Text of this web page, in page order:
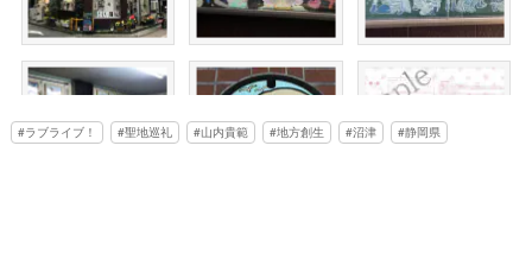
ラブライブ！ 聖地巡礼 山内貴範 地方創生 沼津 静岡県